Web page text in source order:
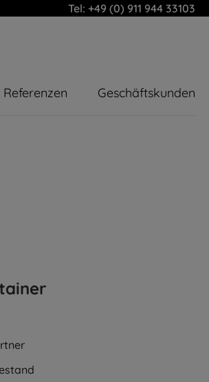
Tel: +49 (0) 911 944 33103
Referenzen Geschäftskunden